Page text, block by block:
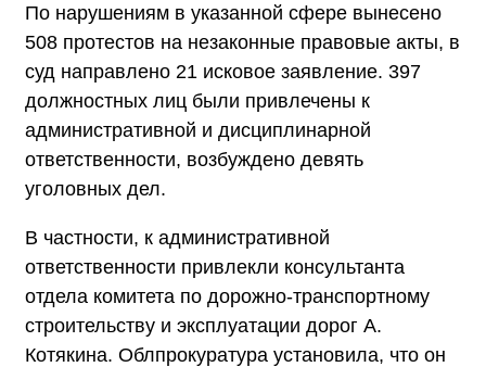
По нарушениям в указанной сфере вынесено
508 протестов на незаконные правовые акты, в
суд направлено 21 исковое заявление. 397
должностных лиц были привлечены к
административной и дисциплинарной
ответственности, возбуждено девять
уголовных дел.
В частности, к административной
ответственности привлекли консультанта
отдела комитета по дорожно-транспортному
строительству и эксплуатации дорог А.
Котякина. Облпрокуратура установила, что он